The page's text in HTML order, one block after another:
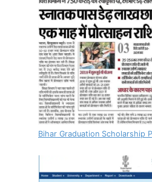
Bihar Graduation Scholarship